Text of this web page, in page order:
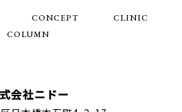
CONCEPT
CLINIC
COLUMN
会社ニドー